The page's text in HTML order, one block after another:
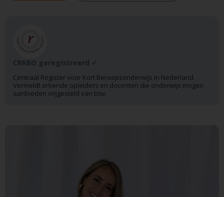
Centraal Register voor Kort Beroepsonderwijs in Nederland.
Vermeldt erkende opleiders en docenten die onderwijs mogen
aanbieden vrijgesteld van btw.